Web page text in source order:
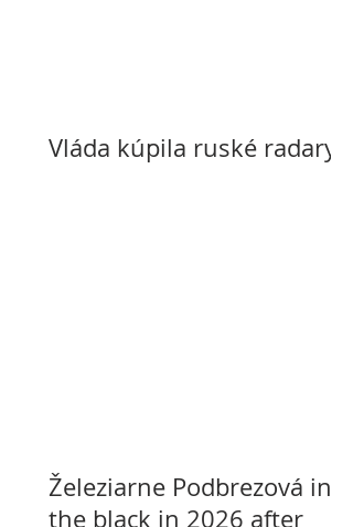
Vláda kúpila ruské radary
Železiarne Podbrezová in
the black in 2026 after